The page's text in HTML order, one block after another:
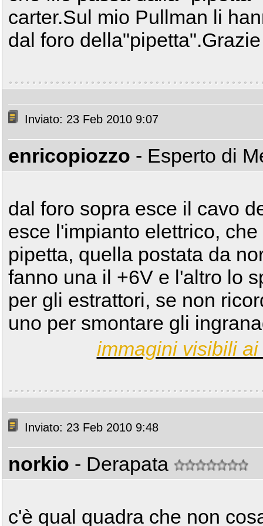
carter.Sul mio Pullman li
dal foro
Inviato: 23 Feb 2010 9:07
enricopiozzo - Esperto di
dal foro sopra esce il cavo
esce l'impianto elettrico,
pipetta, quella postata da
fanno una il +6V e l'altro lo
per gli estrattori, se non
uno per smontare gli
immagini visibili
Inviato: 23 Feb 2010 9:48
norkio - Derapata
c'è qual quadra che non